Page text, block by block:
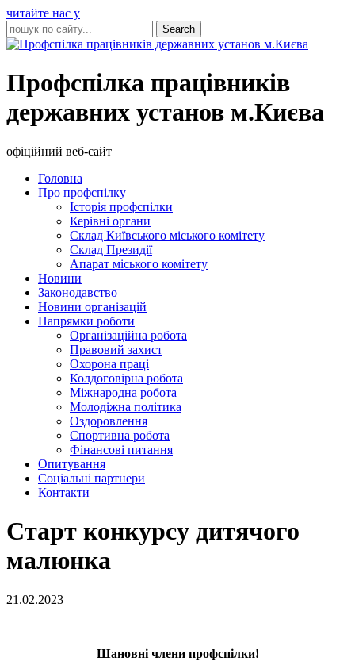
читайте нас у
Профспілка працівників
державних установ м.Києва
офіційний веб-сайт
Головна
Про профспілку
Історія профспілки
Керівні органи
Склад Київського міського комітету
Склад Президії
Апарат міського комітету
Новини
Законодавство
Новини організацій
Напрямки роботи
Організаційна робота
Правовий захист
Охорона праці
Колдоговірна робота
Міжнародна робота
Молодіжна політика
Оздоровлення
Спортивна робота
Фінансові питання
Опитування
Соціальні партнери
Контакти
Старт конкурсу дитячого
малюнка
21.02.2023
Шановні члени профспілки!